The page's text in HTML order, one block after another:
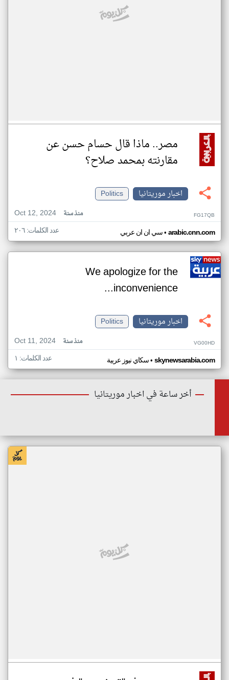
مصر.. ماذا قال حسام حسن عن
مقارنته بمحمد صلاح؟
اخبار موريتانيا
Politics
Oct 12, 2024
منذ سنة FG17QB
سي ان ان عربي• arabic.cnn.com عدد الكلمات: ٢٠٦
We apologize for the
inconvenience...
اخبار موريتانيا
Politics
Oct 11, 2024
منذ سنة VG00HD
سكاي نيوز عربية• skynewsarabia.com عدد الكلمات: ١
أخر ساعة في اخبار موريتانيا